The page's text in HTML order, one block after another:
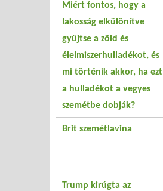
Miért fontos, hogy a
lakosság elkülönítve
gyűjtse a zöld és
élelmiszerhulladékot, és
mi történik akkor, ha ezt
a hulladékot a vegyes
szemétbe dobják?
Brit szemétlavina
Trump kirúgta az